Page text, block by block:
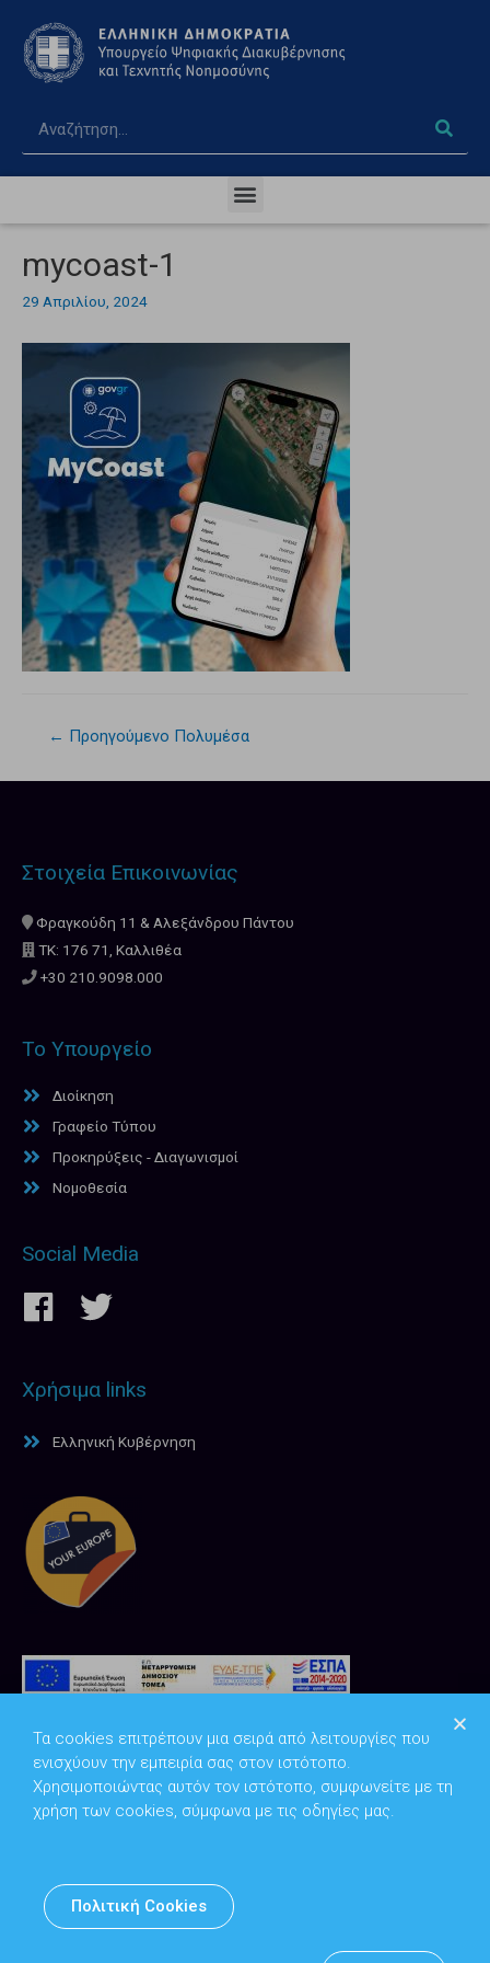
mycoast-1
29 Απριλίου, 2024
← Προηγούμενο Πολυμέσα
Στοιχεία Επικοινωνίας
Φραγκούδη 11 & Αλεξάνδρου Πάντου
ΤΚ: 176 71, Καλλιθέα
+30 210.9098.000
Το Υπουργείο
Διοίκηση
Γραφείο Τύπου
Προκηρύξεις - Διαγωνισμοί
Νομοθεσία
Social Media
Χρήσιμα links
Ελληνική Κυβέρνηση
Copyright © 2026Υπουργείο Ψηφιακής Διακυβέρνησης
Υπεύθυνος DPO: Θανάσης Κοσμόπουλος | dpo@mindigital.gr
Τα cookies επιτρέπουν μια σειρά από λειτουργίες που
ενισχύουν την εμπειρία σας στον ιστότοπο.
Χρησιμοποιώντας αυτόν τον ιστότοπο, συμφωνείτε με τη
χρήση των cookies, σύμφωνα με τις οδηγίες μας.
Πολιτική Cookies